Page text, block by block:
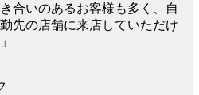
き合いのあるお客様も多く、自
先の店舗に来店していただけ